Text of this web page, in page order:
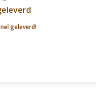
geleverd!